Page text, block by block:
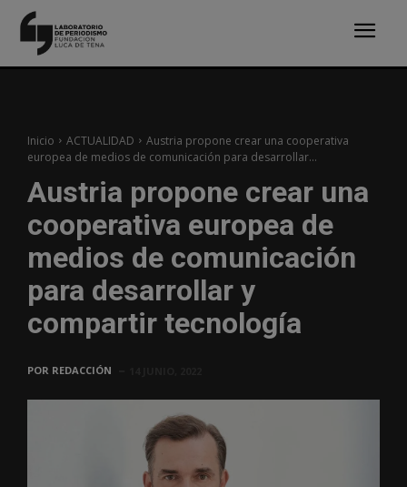
Inicio ACTUALIDAD
Austria propone crear una cooperativa
europea de medios de comunicación para desarrollar...
Austria propone crear una
cooperativa europea de
medios de comunicación
para desarrollar y
compartir tecnología
POR REDACCIÓN